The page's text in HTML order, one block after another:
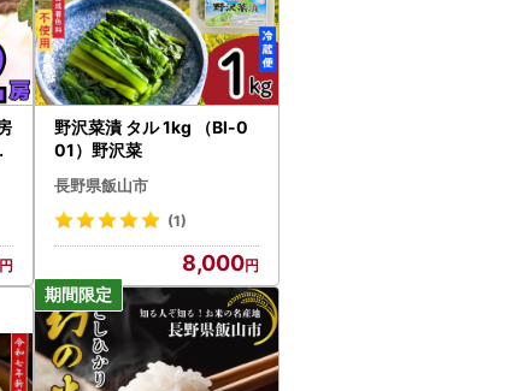
野沢菜漬 タル 1kg （Bl-0
01）野沢菜
長野県飯山市
(1)
8,000